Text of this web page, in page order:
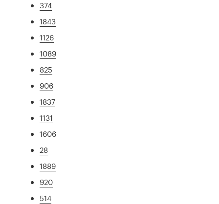
374
1843
1126
1089
825
906
1837
1131
1606
28
1889
920
514